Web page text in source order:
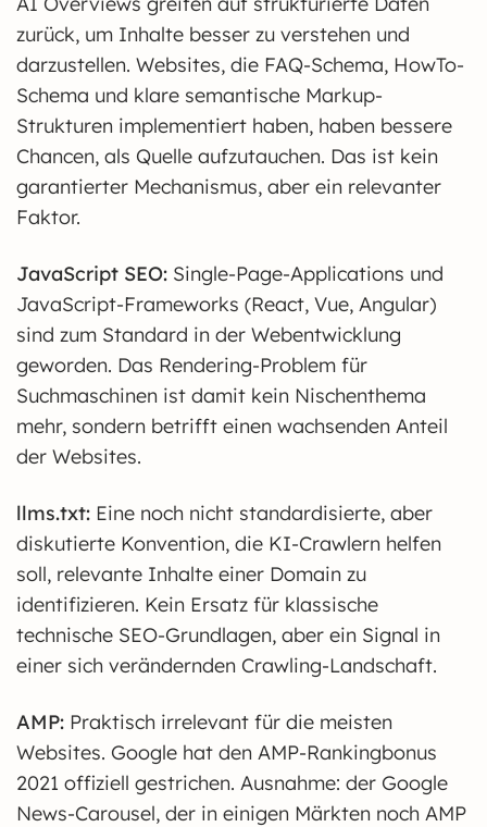
zurück, um Inhalte besser zu verstehen und
darzustellen. Websites, die FAQ-Schema, HowTo-
Schema und klare semantische Markup-
Strukturen implementiert haben, haben bessere
Chancen, als Quelle aufzutauchen. Das ist kein
garantierter Mechanismus, aber ein relevanter
Faktor.
JavaScript SEO: Single-Page-Applications und
JavaScript-Frameworks (React, Vue, Angular)
sind zum Standard in der Webentwicklung
geworden. Das Rendering-Problem für
Suchmaschinen ist damit kein Nischenthema
mehr, sondern betrifft einen wachsenden Anteil
der Websites.
llms.txt: Eine noch nicht standardisierte, aber
diskutierte Konvention, die KI-Crawlern helfen
soll, relevante Inhalte einer Domain zu
identifizieren. Kein Ersatz für klassische
technische SEO-Grundlagen, aber ein Signal in
einer sich verändernden Crawling-Landschaft.
AMP: Praktisch irrelevant für die meisten
Websites. Google hat den AMP-Rankingbonus
2021 offiziell gestrichen. Ausnahme: der Google
News-Carousel, der in einigen Märkten noch AMP